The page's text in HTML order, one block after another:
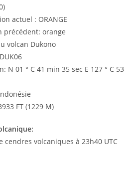
actuel : ORANGE
précédent: orange
volcan Dukono
N 01 ° C 41 min 35 sec E 127 ° C 53
FT (1229 M)
cendres volcaniques à 23h40 UTC